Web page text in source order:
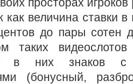
как величина ставки
до пары сотен
таких
в них знаков с
(бонусный,